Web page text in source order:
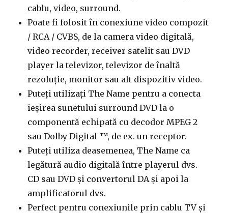
cablu, video, surround.
Poate fi folosit în conexiune video compozit
/ RCA / CVBS, de la camera video digitală,
video recorder, receiver satelit sau DVD
player la televizor, televizor de înaltă
rezoluție, monitor sau alt dispozitiv video.
Puteți utilizați The Name pentru a conecta
ieșirea sunetului surround DVD la o
componentă echipată cu decodor MPEG 2
sau Dolby Digital ™, de ex. un receptor.
Puteți utiliza deasemenea, The Name ca
legătură audio digitală între playerul dvs.
CD sau DVD și convertorul DA și apoi la
amplificatorul dvs.
Perfect pentru conexiunile prin cablu TV și